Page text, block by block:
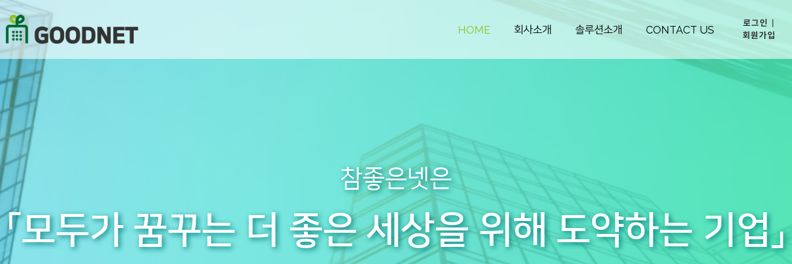
HOME 회사소개 솔루션소개 CONTACT US
로그인
회원가입
참좋은넷은
「모두가 꿈꾸는 더 좋은 세상을 위해 도약하는 기업」